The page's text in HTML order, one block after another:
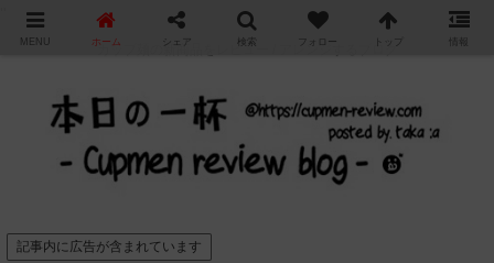
カップ麺の新商品をレビュー / アレンジするブログ
記事内に広告が含まれています
MENU ホーム シェア 検索 フォロー トップ 情報